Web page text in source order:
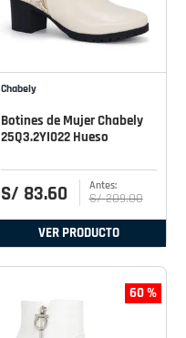
Chabely
Botines de Mujer Chabely
25Q3.2YI022 Hueso
S/ 83.60 S/ 209.00
VER PRODUCTO
60 %